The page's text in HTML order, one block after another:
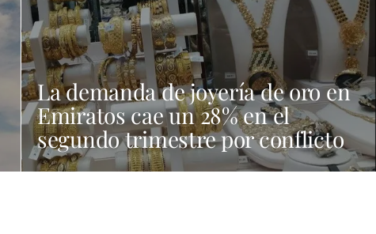
La demanda de joyería de oro en
Emiratos cae un 28% en el
segundo trimestre por conflicto